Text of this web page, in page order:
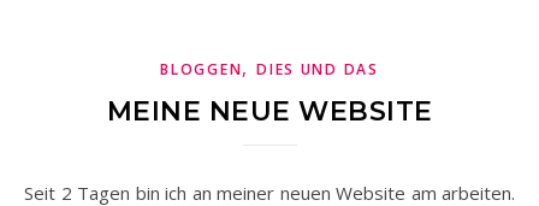
BLOGGEN,DIES UND DAS
MEINE NEUE WEBSITE
Seit 2 Tagen bin ich an meiner neuen Website am arbeiten.